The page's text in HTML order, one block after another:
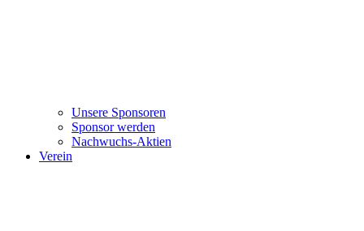
Unsere Sponsoren
Sponsor werden
Nachwuchs-Aktien
Verein